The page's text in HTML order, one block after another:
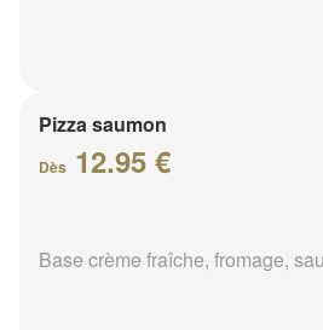
Pizza saumon
Dès 12.95 €
Base crème fraîche, fromage,